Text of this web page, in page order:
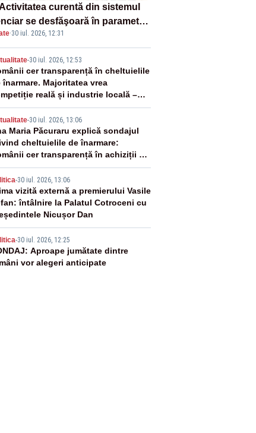
curentă din sistemul
se desfăşoară în parametri
·30 iul. 2026, 12:31
-30 iul. 2026, 12:53
cer transparență în cheltuielile
înarmare. Majoritatea vrea
reală și industrie locală –
-30 iul. 2026, 13:06
Maria Păcuraru explică sondajul
cheltuielile de înarmare:
cer transparență în achiziții și
echilibru între partenerii externi
-30 iul. 2026, 13:06
vizită externă a premierului Vasile
întâlnire la Palatul Cotroceni cu
Nicușor Dan
-30 iul. 2026, 12:25
Aproape jumătate dintre
vor alegeri anticipate